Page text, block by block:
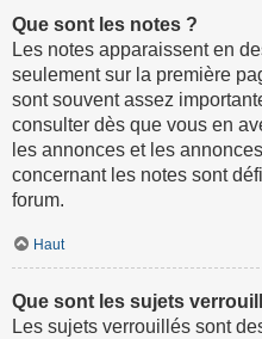
Que sont les notes ?
Les notes apparaissent en
seulement sur la première
sont souvent assez
consulter dès que vous en
les annonces et les
concernant les notes sont
forum.
Haut
Que sont les sujets
Les sujets verrouillés sont